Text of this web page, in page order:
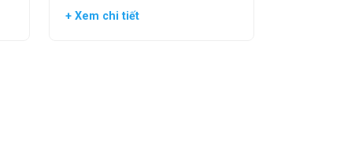
HIỆN TẠI ĐẾN XU HƯỚNG
+ Xem chi tiết